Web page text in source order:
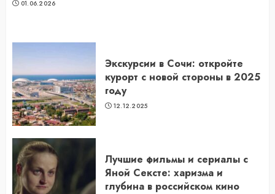
01.06.2026
Экскурсии в Сочи: откройте
курорт с новой стороны в 2025
году
12.12.2025
Лучшие фильмы и сериалы с
Яной Сексте: харизма и
глубина в российском кино